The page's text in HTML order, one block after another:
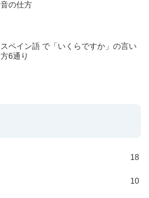
音の仕方
スペイン語 で「いくらですか」の言い
方6通り
18
10